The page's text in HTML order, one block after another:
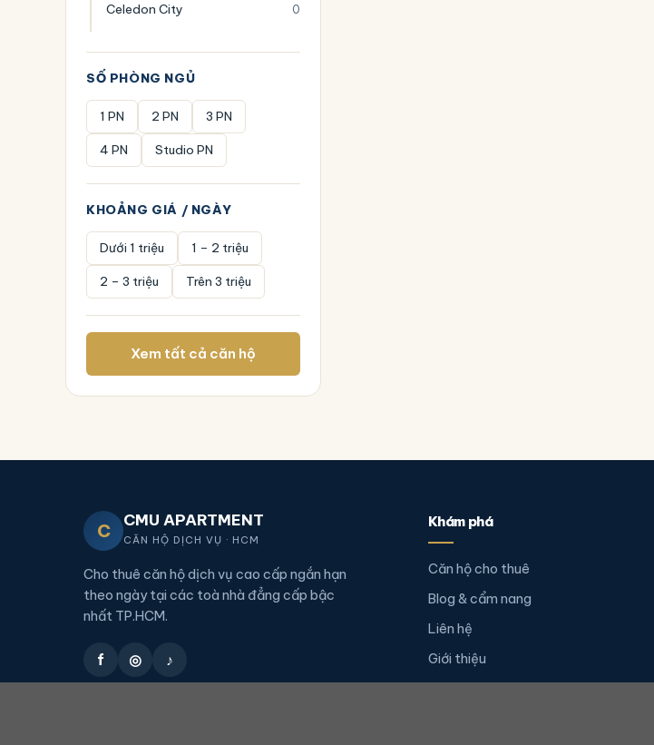
Celedon City
0
SỐ PHÒNG NGỦ
1 PN 2 PN 3 PN
4 PN Studio PN
KHOẢNG GIÁ / NGÀY
Dưới 1 triệu 1 – 2 triệu
2 – 3 triệu Trên 3 triệu
Xem tất cả căn hộ
C CMU APARTMENT
CĂN HỘ DỊCH VỤ · HCM
Cho thuê căn hộ dịch vụ cao cấp ngắn hạn
theo ngày tại các toà nhà đẳng cấp bậc
nhất TP.HCM.
f ◎ ♪
Khám phá
Căn hộ cho thuê
Blog & cẩm nang
Liên hệ
Giới thiệu